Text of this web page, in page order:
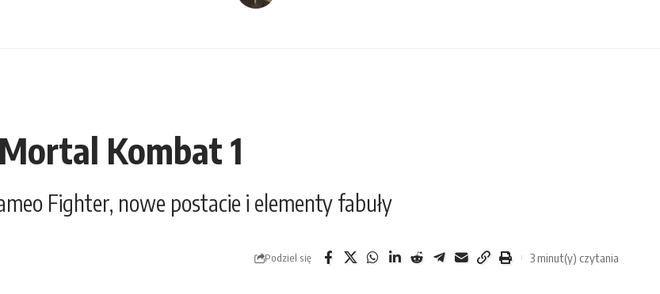
Kombat 1
Fighter, nowe postacie i elementy fabuły
Podziel się 3 minut(y) czytania